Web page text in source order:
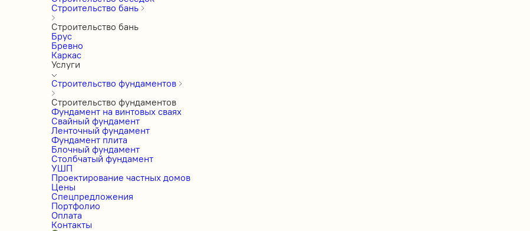
Строительство бань
Строительство бань
Брус
Бревно
Каркас
Услуги
Строительство фундаментов
Строительство фундаментов
Фундамент на винтовых сваях
Свайный фундамент
Ленточный фундамент
Фундамент плита
Блочный фундамент
Столбчатый фундамент
УШП
Проектирование частных домов
Цены
Спецпредложения
Портфолио
Оплата
Контакты